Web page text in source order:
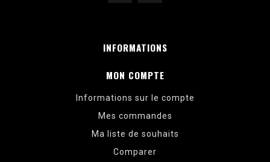
INFORMATIONS
MON COMPTE
Informations sur le compte
Mes commandes
Ma liste de souhaits
Comparer